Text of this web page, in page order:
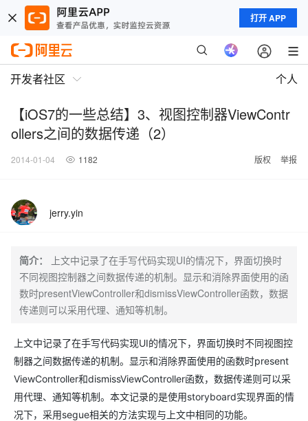
打开 APP
开发者社区 个人
【iOS7的一些总结】3、视图控制器ViewContr
ollers之间的数据传递（2）
2014-01-04 1182 版权 举报
jerry.yin
简介：
上文中记录了在手写代码实现UI的情况下，界面切换时
不同视图控制器之间数据传递的机制。显示和消除界面使用的函
数时presentViewController和dismissViewController函数，数据
传递则可以采用代理、通知等机制。
上文中记录了在手写代码实现UI的情况下，界面切换时不同视图控
制器之间数据传递的机制。显示和消除界面使用的函数时present
ViewController和dismissViewController函数，数据传递则可以采
用代理、通知等机制。本文记录的是使用storyboard实现界面的情
况下，采用segue相关的方法实现与上文中相同的功能。